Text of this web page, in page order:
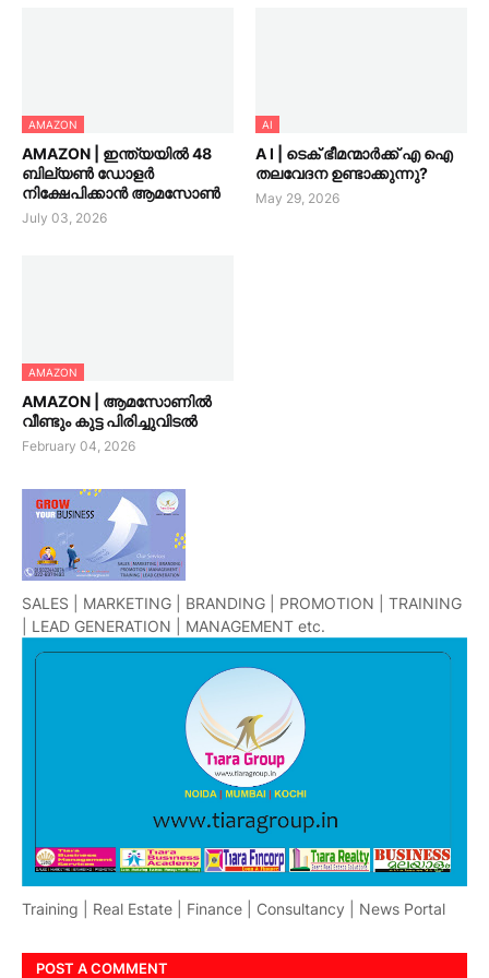
AMAZON
AMAZON | ഇന്ത്യയിൽ 48
ബില്യൺ ഡോളർ
നിക്ഷേപിക്കാൻ ആമസോൺ
July 03, 2026
AI
A I | ടെക് ഭീമന്മാർക്ക് എ ഐ
തലവേദന ഉണ്ടാക്കുന്നു?
May 29, 2026
AMAZON
AMAZON | ആമസോണിൽ
വീണ്ടും കുട്ട പിരിച്ചുവിടൽ
February 04, 2026
SALES | MARKETING | BRANDING | PROMOTION | TRAINING
| LEAD GENERATION | MANAGEMENT etc.
Training | Real Estate | Finance | Consultancy | News Portal
POST A COMMENT